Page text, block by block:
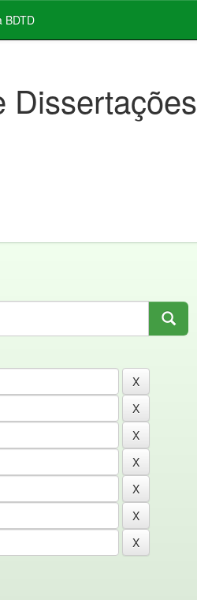
BDTD
Dissertações